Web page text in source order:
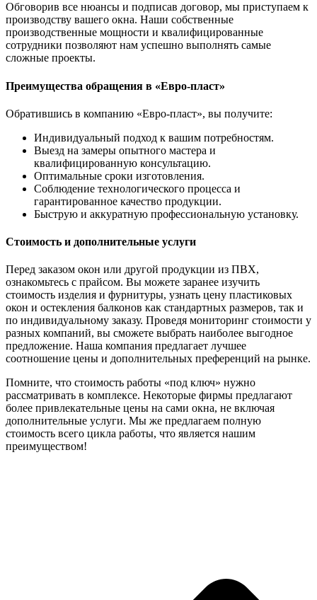
Обговорив все нюансы и подписав договор, мы приступаем к
производству вашего окна. Наши собственные
производственные мощности и квалифицированные
сотрудники позволяют нам успешно выполнять самые
сложные проекты.
Преимущества обращения в «Евро-пласт»
Обратившись в компанию «Евро-пласт», вы получите:
Индивидуальный подход к вашим потребностям.
Выезд на замеры опытного мастера и
квалифицированную консультацию.
Оптимальные сроки изготовления.
Соблюдение технологического процесса и
гарантированное качество продукции.
Быструю и аккуратную профессиональную установку.
Стоимость и дополнительные услуги
Перед заказом окон или другой продукции из ПВХ,
ознакомьтесь с прайсом. Вы можете заранее изучить
стоимость изделия и фурнитуры, узнать цену пластиковых
окон и остекления балконов как стандартных размеров, так и
по индивидуальному заказу. Проведя мониторинг стоимости у
разных компаний, вы сможете выбрать наиболее выгодное
предложение. Наша компания предлагает лучшее
соотношение цены и дополнительных преференций на рынке.
Помните, что стоимость работы «под ключ» нужно
рассматривать в комплексе. Некоторые фирмы предлагают
более привлекательные цены на сами окна, не включая
дополнительные услуги. Мы же предлагаем полную
стоимость всего цикла работы, что является нашим
преимуществом!